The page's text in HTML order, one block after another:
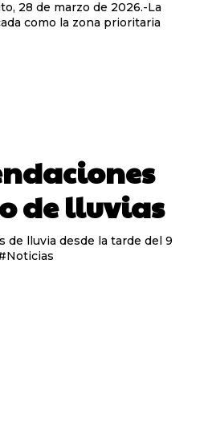
como la zona prioritaria
de lluvias
de lluvia desde la tarde del 9